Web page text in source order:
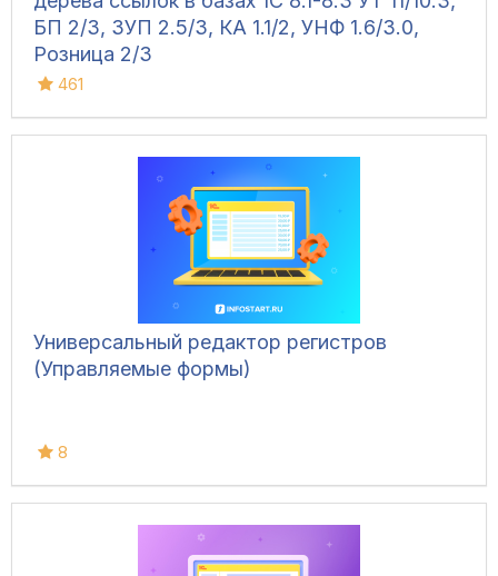
БП 2/3, ЗУП 2.5/3, КА 1.1/2, УНФ 1.6/3.0,
Розница 2/3
461
Универсальный редактор регистров
(Управляемые формы)
8